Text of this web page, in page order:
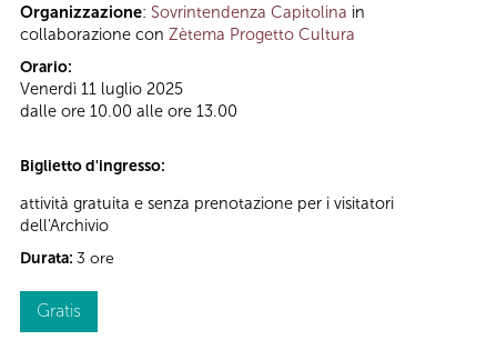
Organizzazione: Sovrintendenza Capitolina in
collaborazione con Zètema Progetto Cultura
Orario:
Venerdì 11 luglio 2025
dalle ore 10.00 alle ore 13.00
Biglietto d'ingresso:
attività gratuita e senza prenotazione per i visitatori
dell'Archivio
Durata: 3 ore
Gratis